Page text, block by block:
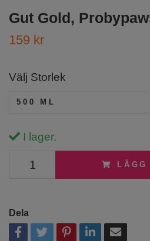
Gut Gold,
159 kr
Välj Storlek
500 ML
I lager.
Dela